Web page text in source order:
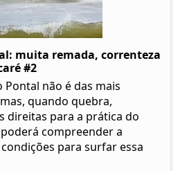
muita remada, correnteza
#2
Pontal não é das mais
quando quebra,
direitas para a prática do
compreender a
para surfar essa